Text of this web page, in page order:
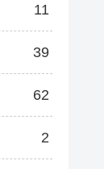
11
39
62
2